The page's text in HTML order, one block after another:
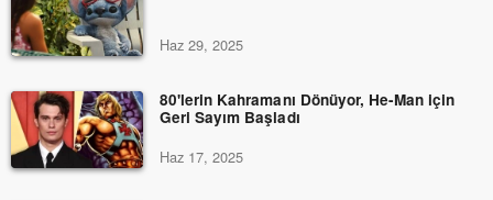
Haz 29, 2025
80'lerin Kahramanı Dönüyor, He-Man için
Geri Sayım Başladı
Haz 17, 2025